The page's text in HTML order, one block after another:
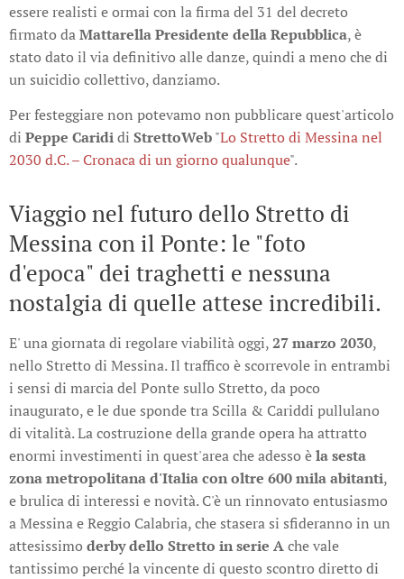
essere realisti e ormai con la firma del 31 del decreto
firmato daMattarella Presidente della Repubblica, è
stato dato il via definitivo alle danze, quindi a meno che di
un suicidio collettivo, danziamo.
Per festeggiare non potevamo non pubblicare quest'articolo
di Peppe Carididi StrettoWeb"Lo Stretto di Messina nel
2030 d.C. – Cronaca di un giorno qualunque".
Viaggio nel futuro dello Stretto di
Messina con il Ponte: le "foto
d'epoca" dei traghetti e nessuna
nostalgia di quelle attese incredibili.
E' una giornata di regolare viabilità oggi,27 marzo 2030,
nello Stretto di Messina. Il traffico è scorrevole in entrambi
i sensi di marcia del Ponte sullo Stretto, da poco
inaugurato, e le due sponde tra Scilla & Cariddi pullulano
di vitalità. La costruzione della grande opera ha attratto
enormi investimenti in quest'area che adesso èla sesta
zona metropolitana d'Italia con oltre 600 mila abitanti,
e brulica di interessi e novità. C'è un rinnovato entusiasmo
a Messina e Reggio Calabria, che stasera si sfideranno in un
attesissimo derby dello Stretto in serie Ache vale
tantissimo perché la vincente di questo scontro diretto di